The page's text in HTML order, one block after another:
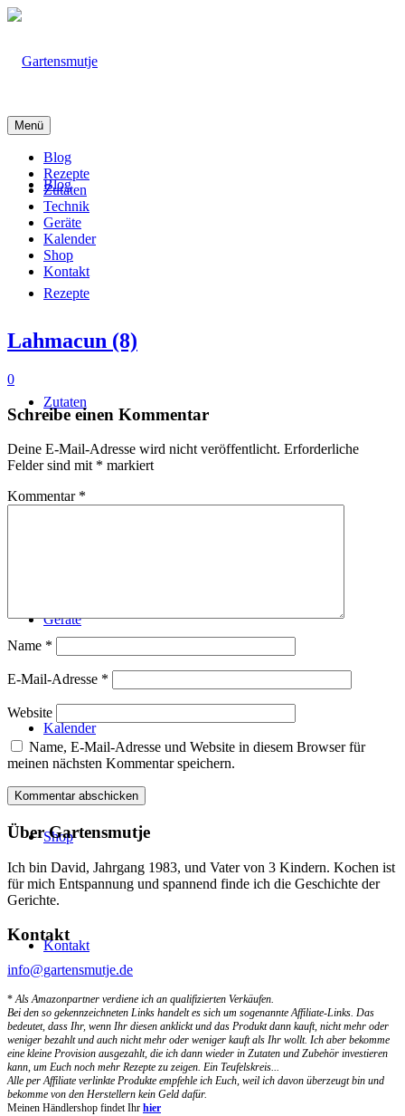
Blog
Rezepte
Zutaten
Technik
Geräte
Kalender
Shop
Kontakt
Menü
Blog
Rezepte
Zutaten
Technik
Geräte
Kalender
Shop
Kontakt
Lahmacun (8)
0
Schreibe einen Kommentar
Deine E-Mail-Adresse wird nicht veröffentlicht. Erforderliche
Felder sind mit * markiert
Kommentar *
Name *
E-Mail-Adresse *
Website
Name, E-Mail-Adresse und Website in diesem Browser für
meinen nächsten Kommentar speichern.
Über Gartensmutje
Ich bin David, Jahrgang 1983, und Vater von 3 Kindern. Kochen ist
für mich Entspannung und spannend finde ich die Geschichte der
Gerichte.
Kontakt
info@gartensmutje.de
*Als Amazonpartner verdiene ich an qualifizierten Verkäufen.
Bei den so gekennzeichneten Links handelt es sich um sogenannte Affiliate-Links. Das
bedeutet, dass Ihr, wenn Ihr diesen anklickt und das Produkt dann kauft, nicht mehr oder
weniger bezahlt und auch nicht mehr oder weniger kauft als Ihr wollt. Ich aber bekomme
eine kleine Provision ausgezahlt, die ich dann wieder in Zutaten und Zubehör investieren
kann, um Euch noch mehr Rezepte zu zeigen. Ein Teufelskreis...
Alle per Affiliate verlinkte Produkte empfehle ich Euch, weil ich davon überzeugt bin und
bekomme von den Herstellern kein Geld dafür.
Meinen Händlershop findet Ihr hier